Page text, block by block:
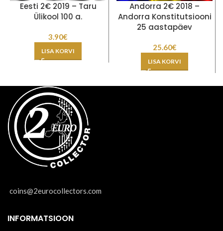
Eesti 2€ 2019 – Taru
Ülikool 100 a.
3.90€
LISA KORVI
Andorra 2€ 2018 –
Andorra Konstitutsiooni
25 aastapäev
25.60€
LISA KORVI
coins@2eurocollectors.com
INFORMATSIOON